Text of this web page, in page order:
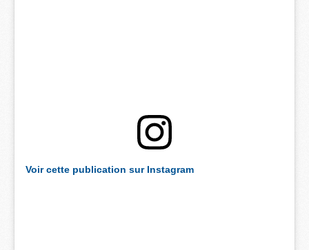
Voir cette publication sur Instagram